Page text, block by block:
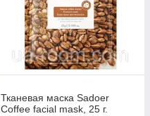
Тканевая маска Sadoer
Coffee facial mask, 25 г.